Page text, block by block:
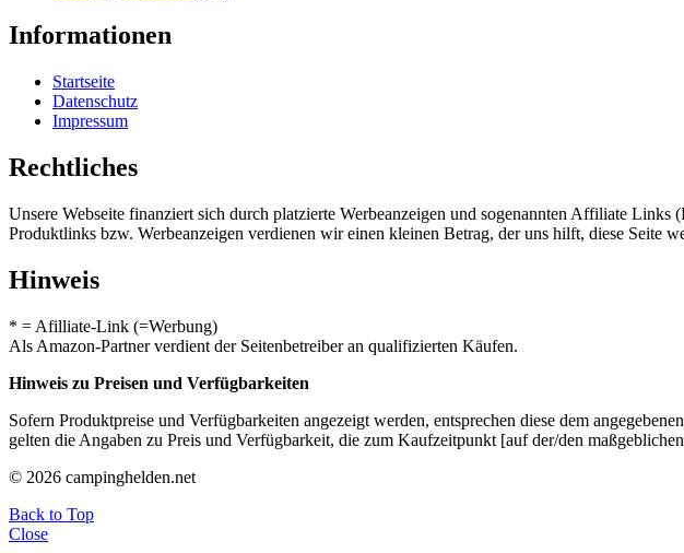
Informationen
Startseite
Datenschutz
Impressum
Rechtliches
Unsere Webseite finanziert sich durch platzierte Werbeanzeigen und sogenannten Affiliate
Produktlinks bzw. Werbeanzeigen verdienen wir einen kleinen Betrag, der uns hilft, diese Seite
Hinweis
* = Afilliate-Link (=Werbung)
Als Amazon-Partner verdient der Seitenbetreiber an qualifizierten Käufen.
Hinweis zu Preisen und Verfügbarkeiten
Sofern Produktpreise und Verfügbarkeiten angezeigt werden, entsprechen diese dem
gelten die Angaben zu Preis und Verfügbarkeit, die zum Kaufzeitpunkt [auf der/den
© 2026 campinghelden.net
Back to Top
Close